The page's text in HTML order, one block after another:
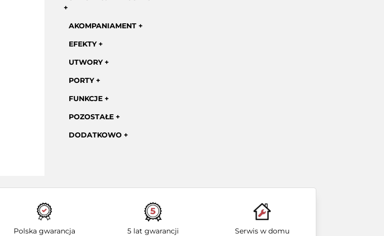
AKOMPANIAMENT
EFEKTY
UTWORY
PORTY
FUNKCJE
POZOSTAŁE
DODATKOWO
Polska gwarancja 5 lat gwarancji Serwis w domu